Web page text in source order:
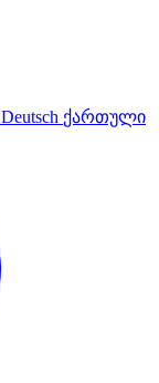
Deutsch ქართული